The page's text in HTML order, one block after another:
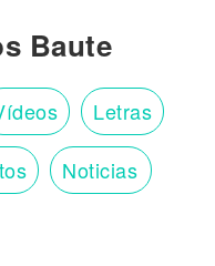
Baute
Letras
Noticias